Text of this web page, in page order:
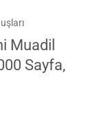
Muadil
Sayfa,